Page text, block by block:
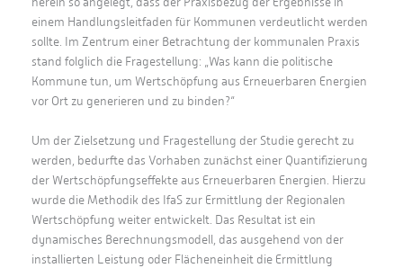
einem Handlungsleitfaden für Kommunen verdeutlicht werden
sollte. Im Zentrum einer Betrachtung der kommunalen Praxis
stand folglich die Fragestellung: „Was kann die politische
Kommune tun, um Wertschöpfung aus Erneuerbaren Energien
vor Ort zu generieren und zu binden?“
Um der Zielsetzung und Fragestellung der Studie gerecht zu
werden, bedurfte das Vorhaben zunächst einer Quantifizierung
der Wertschöpfungseffekte aus Erneuerbaren Energien. Hierzu
wurde die Methodik des IfaS zur Ermittlung der Regionalen
Wertschöpfung weiter entwickelt. Das Resultat ist ein
dynamisches Berechnungsmodell, das ausgehend von der
installierten Leistung oder Flächeneinheit die Ermittlung